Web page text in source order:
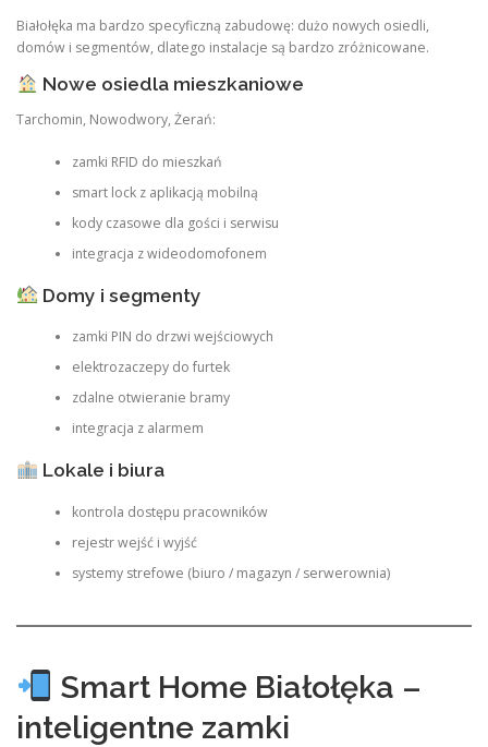
Białołęka ma bardzo specyficzną zabudowę: dużo nowych osiedli,
domów i segmentów, dlatego instalacje są bardzo zróżnicowane.
Nowe osiedla mieszkaniowe
Tarchomin, Nowodwory, Żerań:
zamki RFID do mieszkań
smart lock z aplikacją mobilną
kody czasowe dla gości i serwisu
integracja z wideodomofonem
Domy i segmenty
zamki PIN do drzwi wejściowych
elektrozaczepy do furtek
zdalne otwieranie bramy
integracja z alarmem
Lokale i biura
kontrola dostępu pracowników
rejestr wejść i wyjść
systemy strefowe (biuro / magazyn / serwerownia)
Smart Home Białołęka –
inteligentne zamki